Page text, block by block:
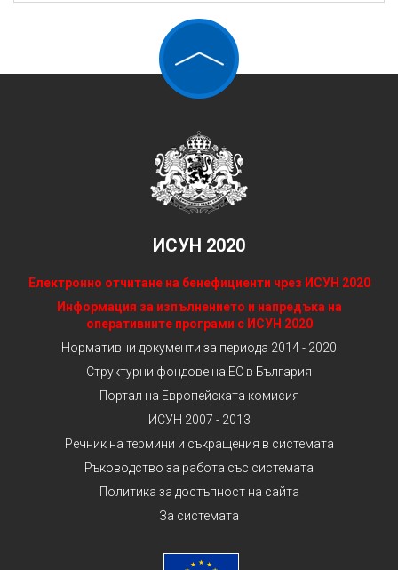
ИСУН 2020
Електронно отчитане на бенефициенти чрез ИСУН 2020
Информация за изпълнението и напредъка на
оперативните програми с ИСУН 2020
Нормативни документи за периода 2014 - 2020
Структурни фондове на ЕС в България
Портал на Европейската комисия
ИСУН 2007 - 2013
Речник на термини и съкращения в системата
Ръководство за работа със системата
Политика за достъпност на сайта
За системата